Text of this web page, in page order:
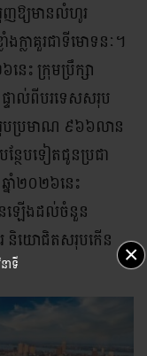
ាទី ×
ញឱ្យមានលំហូរ
ក្លាគួរជាទីមោទនៈ។
េះ ក្រុមប្រឹក្សា
ទាល់ពីបរទេសសរុប
ប្រមាណ ៩៦៦លាន
ន្ថែបទៀតជូនប្រជា
ាំ២០២៦នេះ
ឡើងដល់ចំនួន
និយោជិតសរុបកើន